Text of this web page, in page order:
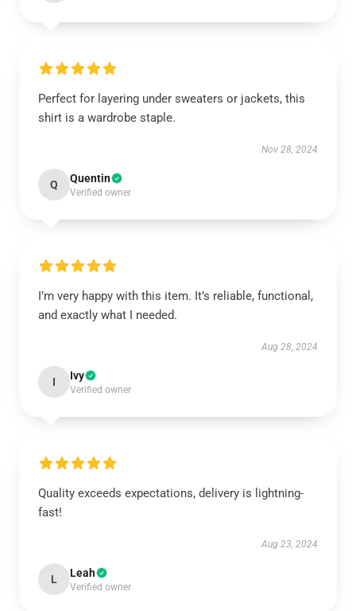
Perfect for layering under sweaters or jackets, this
shirt is a wardrobe staple.
Nov 28, 2024
Q Quentin
Verified owner
I’m very happy with this item. It’s reliable, functional,
and exactly what I needed.
Aug 28, 2024
I Ivy
Verified owner
Quality exceeds expectations, delivery is lightning-
fast!
Aug 23, 2024
L Leah
Verified owner